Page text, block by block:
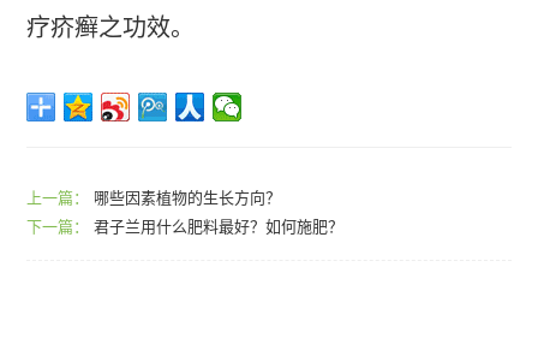
疗疥癣之功效。
上一篇：
哪些因素植物的生长方向？
下一篇：
君子兰用什么肥料最好？如何施肥？